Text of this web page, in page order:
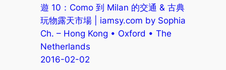
遊 10：Como 到 Milan 的交通 & 古典
玩物露天市場 | iamsy.com by Sophia
Ch. – Hong Kong • Oxford • The
Netherlands
2016-02-02